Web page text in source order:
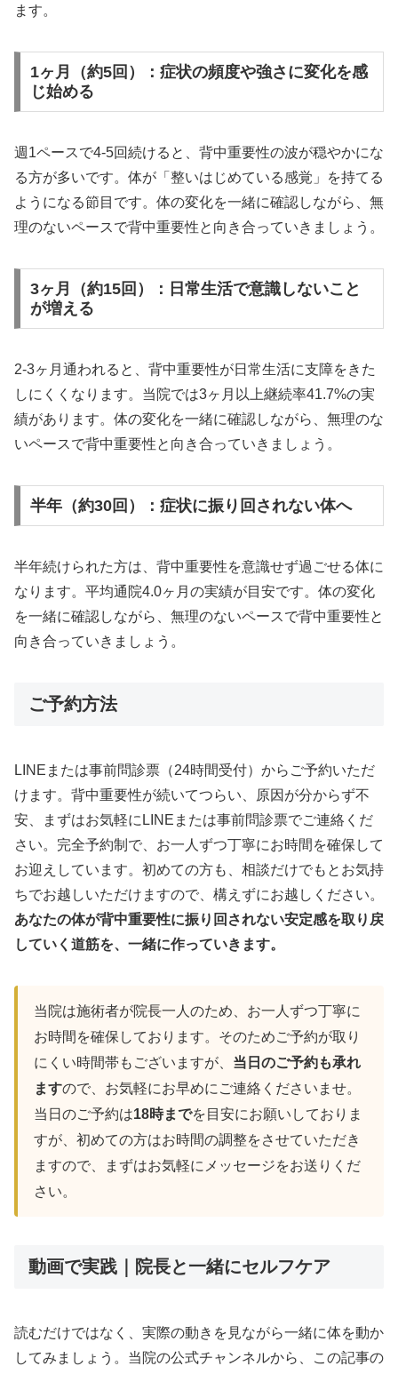
ます。
1ヶ月（約5回）：症状の頻度や強さに変化を感
じ始める
週1ペースで4-5回続けると、背中重要性の波が穏やかにな
る方が多いです。体が「整いはじめている感覚」を持てる
ようになる節目です。体の変化を一緒に確認しながら、無
理のないペースで背中重要性と向き合っていきましょう。
3ヶ月（約15回）：日常生活で意識しないこと
が増える
2-3ヶ月通われると、背中重要性が日常生活に支障をきた
しにくくなります。当院では3ヶ月以上継続率41.7%の実
績があります。体の変化を一緒に確認しながら、無理のな
いペースで背中重要性と向き合っていきましょう。
半年（約30回）：症状に振り回されない体へ
半年続けられた方は、背中重要性を意識せず過ごせる体に
なります。平均通院4.0ヶ月の実績が目安です。体の変化
を一緒に確認しながら、無理のないペースで背中重要性と
向き合っていきましょう。
ご予約方法
LINEまたは事前問診票（24時間受付）からご予約いただ
けます。背中重要性が続いてつらい、原因が分からず不
安、まずはお気軽にLINEまたは事前問診票でご連絡くだ
さい。完全予約制で、お一人ずつ丁寧にお時間を確保して
お迎えしています。初めての方も、相談だけでもとお気持
ちでお越しいただけますので、構えずにお越しください。
あなたの体が背中重要性に振り回されない安定感を取り戻
していく道筋を、一緒に作っていきます。
当院は施術者が院長一人のため、お一人ずつ丁寧に
お時間を確保しております。そのためご予約が取り
にくい時間帯もございますが、 当日のご予約も承れ
ますので、お気軽にお早めにご連絡くださいませ。
当日のご予約は18時までを目安にお願いしておりま
すが、初めての方はお時間の調整をさせていただき
ますので、まずはお気軽にメッセージをお送りくだ
さい。
動画で実践｜院長と一緒にセルフケア
読むだけではなく、実際の動きを見ながら一緒に体を動か
してみましょう。当院の公式チャンネルから、この記事の